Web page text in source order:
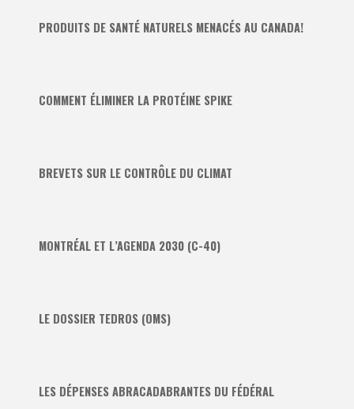
PRODUITS DE SANTÉ NATURELS MENACÉS AU CANADA!
COMMENT ÉLIMINER LA PROTÉINE SPIKE
BREVETS SUR LE CONTRÔLE DU CLIMAT
MONTRÉAL ET L’AGENDA 2030 (C-40)
LE DOSSIER TEDROS (OMS)
LES DÉPENSES ABRACADABRANTES DU FÉDÉRAL